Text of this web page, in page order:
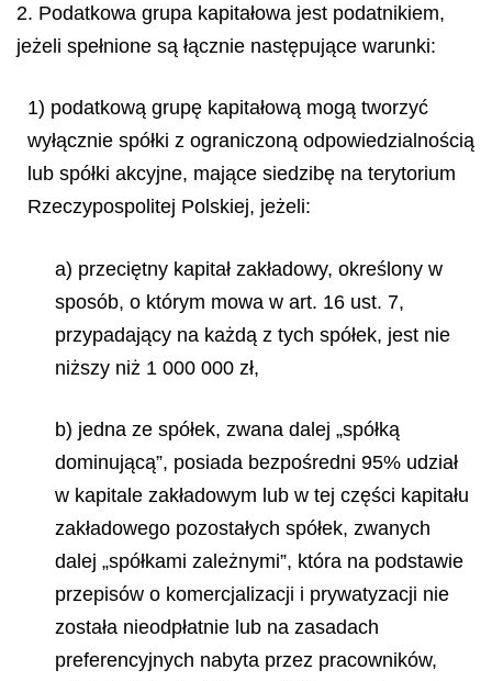
2. Podatkowa grupa kapitałowa jest podatnikiem,
jeżeli spełnione są łącznie następujące warunki:
1) podatkową grupę kapitałową mogą tworzyć
wyłącznie spółki z ograniczoną odpowiedzialnością
lub spółki akcyjne, mające siedzibę na terytorium
Rzeczypospolitej Polskiej, jeżeli:
a) przeciętny kapitał zakładowy, określony w
sposób, o którym mowa w art. 16 ust. 7,
przypadający na każdą z tych spółek, jest nie
niższy niż 1 000 000 zł,
b) jedna ze spółek, zwana dalej „spółką
dominującą”, posiada bezpośredni 95% udział
w kapitale zakładowym lub w tej części kapitału
zakładowego pozostałych spółek, zwanych
dalej „spółkami zależnymi”, która na podstawie
przepisów o komercjalizacji i prywatyzacji nie
została nieodpłatnie lub na zasadach
preferencyjnych nabyta przez pracowników,